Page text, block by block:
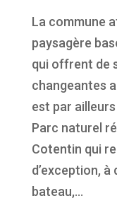
La commune
paysagère
qui offrent de
changeantes
est par
Parc naturel
Cotentin qui
d’exception, à
bateau,…